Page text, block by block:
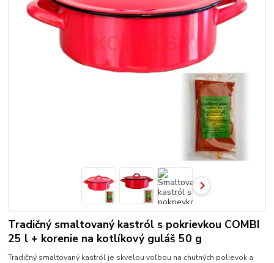
Tradičný smaltovaný kastról s pokrievkou COMBI
25 l + korenie na kotlíkový guláš 50 g
Tradičný smaltovaný kastról je skvelou voľbou na chutných polievok a